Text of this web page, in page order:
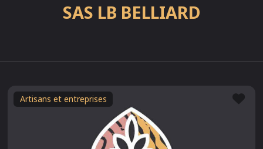
SAS LB BELLIARD
Artisans et entreprises